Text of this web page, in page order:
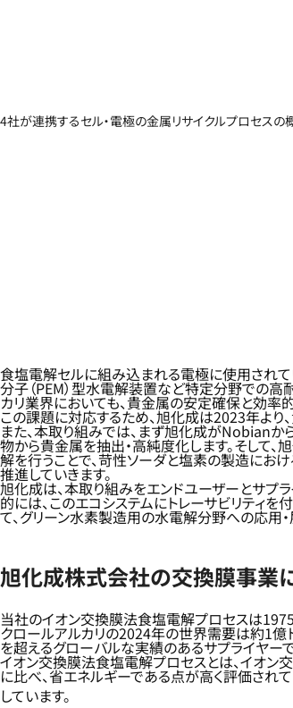
4社が連携するセル・電極の金属リサイクルプロセスの
食塩電解セルに組み込まれる電極に使用されて
分子（PEM）型水電解装置など特定分野での高
カリ業界においても、貴金属の安定確保と効率
この課題に対応するため、旭化成は2023年より
また、本取り組みでは、まず旭化成がNobian
物から貴金属を抽出・高純度化します。そして
解を行うことで、苛性ソーダと塩素の製造にお
推進していきます。
旭化成は、本取り組みをエンドユーザーとサプ
的には、このエコシステムにトレーサビリティ
て、グリーン水素製造用の水電解分野への応用
旭化成株式会社の交換膜事業
当社のイオン交換膜法食塩電解プロセスは
クロールアルカリの2024年の世界需要は約1億
を超えるグローバルな実績のあるサプライヤーで
イオン交換膜法食塩電解プロセスとは、イオン
に比べ、省エネルギーである点が高く評価され
しています。